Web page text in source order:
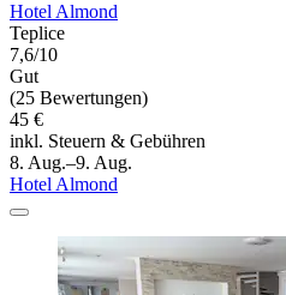
Hotel Almond
Teplice
7,6/10
Gut
(25 Bewertungen)
45 €
inkl. Steuern & Gebühren
8. Aug.–9. Aug.
Hotel Almond